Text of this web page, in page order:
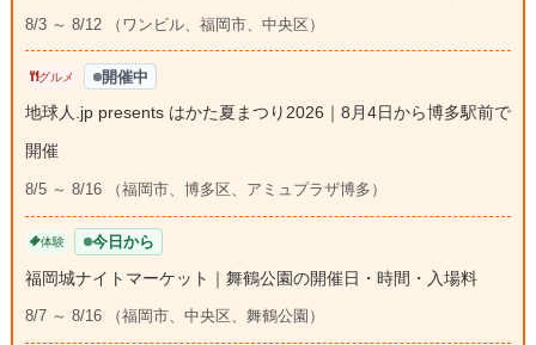
8/3 ～ 8/12 （ワンビル、福岡市、中央区）
グルメ 開催中
地球人.jp presents はかた夏まつり2026｜8月4日から博多駅前で
開催
8/5 ～ 8/16 （福岡市、博多区、アミュプラザ博多）
体験 今日から
福岡城ナイトマーケット｜舞鶴公園の開催日・時間・入場料
8/7 ～ 8/16 （福岡市、中央区、舞鶴公園）